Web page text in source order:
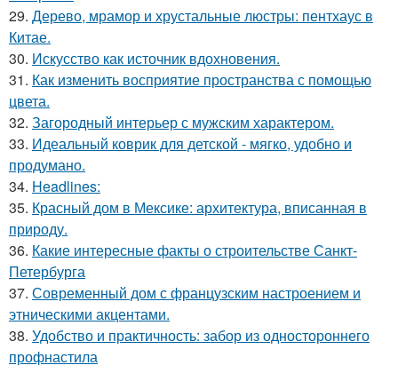
29. Дерево, мрамор и хрустальные люстры: пентхаус в
Китае.
30. Искусство как источник вдохновения.
31. Как изменить восприятие пространства с помощью
цвета.
32. Загородный интерьер с мужским характером.
33. Идеальный коврик для детской - мягко, удобно и
продумано.
34. Headlines:
35. Красный дом в Мексике: архитектура, вписанная в
природу.
36. Какие интересные факты о строительстве Санкт-
Петербурга
37. Современный дом с французским настроением и
этническими акцентами.
38. Удобство и практичность: забор из одностороннего
профнастила